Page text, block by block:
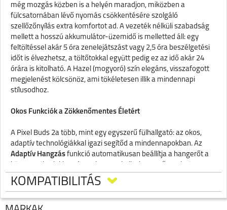
még mozgás közben is a helyén maradjon, miközben a
fülcsatornában lévő nyomás csökkentésére szolgáló
szellőzőnyílás extra komfortot ad. A vezeték nélküli szabadság
mellett a hosszú akkumulátor-üzemidő is melletted áll: egy
feltöltéssel akár 5 óra zenelejátszást vagy 2,5 óra beszélgetési
időt is élvezhetsz, a töltőtokkal együtt pedig ez az idő akár 24
órára is kitolható. A Hazel (mogyoró) szín elegáns, visszafogott
megjelenést kölcsönöz, ami tökéletesen illik a mindennapi
stílusodhoz.
Okos Funkciók a Zökkenőmentes Életért
A Pixel Buds 2a több, mint egy egyszerű fülhallgató: az okos,
adaptív technológiákkal igazi segítőd a mindennapokban. Az
Adaptív Hangzás funkció automatikusan beállítja a hangerőt a
keresgélned. A beépített érzékelőknek köszönhetően a
zenelejátszás automatikusan szünetel, amikor kiveszed a
fülhallgatót a füledből, majd folytatódik, amikor visszateszed.
Ráadásul a Google Asszisztens a segítségedre van anélkül, hogy a
KOMPATIBILITÁS